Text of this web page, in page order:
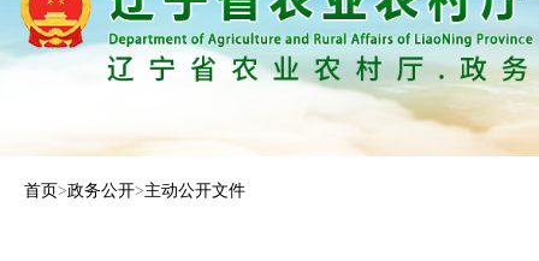
首页>政务公开>主动公开文件